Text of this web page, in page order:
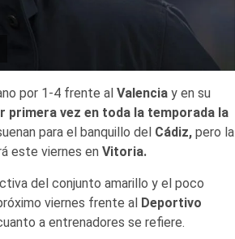
por 1-4 frente al Valenciay en su
primera vez en toda la temporada la
para el banquillo del Cádiz,pero la
este viernes en Vitoria.
del conjunto amarillo y el poco
viernes frente al Deportivo
a entrenadores se refiere.